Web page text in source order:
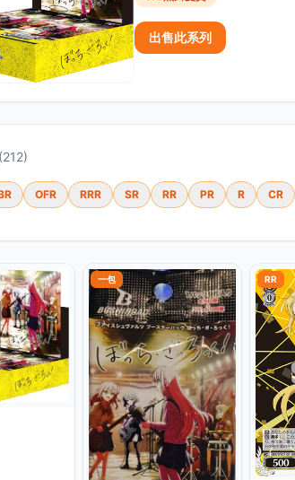
出售此系列
(212)
OFR RRR SR RR PR R CR
一包 RR